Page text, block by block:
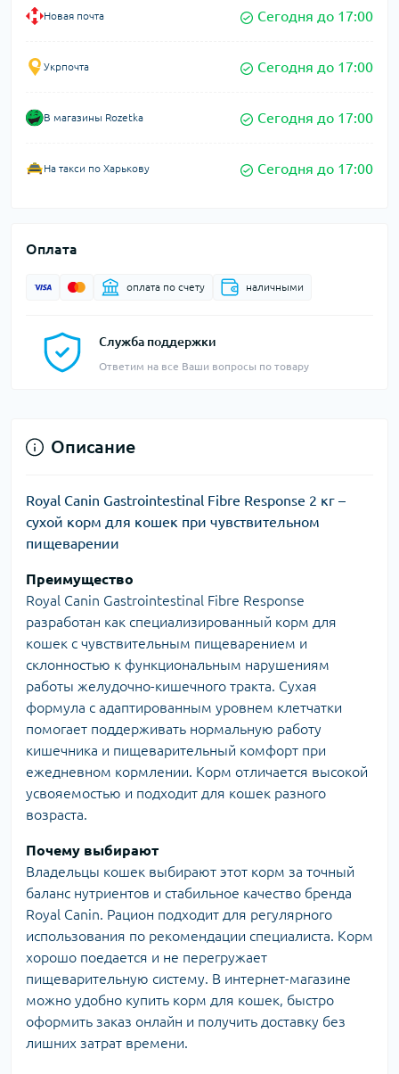
Новая почта Сегодня до 17:00
Укрпочта Сегодня до 17:00
В магазины Rozetka Сегодня до 17:00
На такси по Харькову Сегодня до 17:00
Оплата
оплата по счету наличными
Служба поддержки
Ответим на все Ваши вопросы по товару
Описание
Royal Canin Gastrointestinal Fibre Response 2 кг –
сухой корм для кошек при чувствительном
пищеварении
Преимущество
Royal Canin Gastrointestinal Fibre Response
разработан как специализированный корм для
кошек с чувствительным пищеварением и
склонностью к функциональным нарушениям
работы желудочно-кишечного тракта. Сухая
формула с адаптированным уровнем клетчатки
помогает поддерживать нормальную работу
кишечника и пищеварительный комфорт при
ежедневном кормлении. Корм отличается высокой
усвояемостью и подходит для кошек разного
возраста.
Почему выбирают
Владельцы кошек выбирают этот корм за точный
баланс нутриентов и стабильное качество бренда
Royal Canin. Рацион подходит для регулярного
использования по рекомендации специалиста. Корм
хорошо поедается и не перегружает
пищеварительную систему. В интернет-магазине
можно удобно купить корм для кошек, быстро
оформить заказ онлайн и получить доставку без
лишних затрат времени.